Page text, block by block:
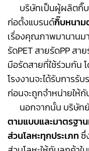
บริษัทเป็นผู้ผลิตกิ๊บ
ก่อตั้งแบรนด์กิ๊บหนาม
เรื่องคุณภาพมานานม
รัดPET สายรัดPP ส
มือรัดสายที่ใช้ร่วมกัน
โรงงานจะได้รับการ
ก่อนจะถูกจำหน่ายให้
นอกจากนั้น บริษัท
ตามแบบและมาตรฐา
ส่วนโลหะทุกประเภทซึ่